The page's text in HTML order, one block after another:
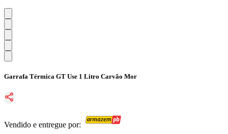
Garrafa Térmica GT Use 1 Litro Carvão Mor
Vendido e entregue por: